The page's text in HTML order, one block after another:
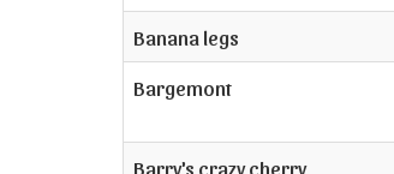
Banana legs
Bargemont
Barry's crazy cherry